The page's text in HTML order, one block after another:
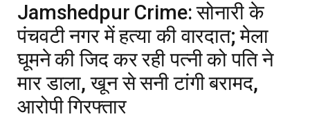
Jamshedpur Crime: सोनारी के
पंचवटी नगर में हत्या की वारदात; मेला
घूमने की जिद कर रही पत्नी को पति ने
मार डाला, खून से सनी टांगी बरामद,
आरोपी गिरफ्तार